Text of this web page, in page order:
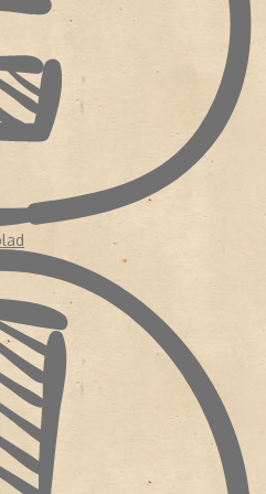
de krant een oplage van
uitzonderlijk was. Het
om zijn betrouwbare
visie op economie en politiek.
op de voet, zoals de
conflicten en economische
iedere originele krant een
de tijd waarin deze verscheen.
EN AANGRIJPEND
kwam de krant onder grote druk
de redactie zo onafhankelijk
de persvrijheid sterk beperkt
en moest de krant
het regime. Dat veranderde de
ingrijpend.
vandaag de dag bijzonder
zien hoe het nieuws destijds
van de oorlog zichtbaar was in